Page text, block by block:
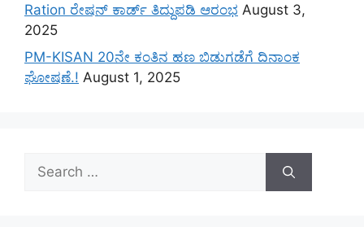
Ration ರೇಷನ್ ಕಾರ್ಡ್ ತಿದ್ದುಪಡಿ ಆರಂಭ August 3,
2025
PM-KISAN 20ನೇ ಕಂತಿನ ಹಣ ಬಿಡುಗಡೆಗೆ ದಿನಾಂಕ
ಘೋಷಣೆ.! August 1, 2025
Search
for: